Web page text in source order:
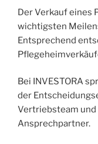
Der Verkauf eines
wichtigsten
Entsprechend
Bei INVESTORA
der
Vertriebsteam
Ansprechpartner.